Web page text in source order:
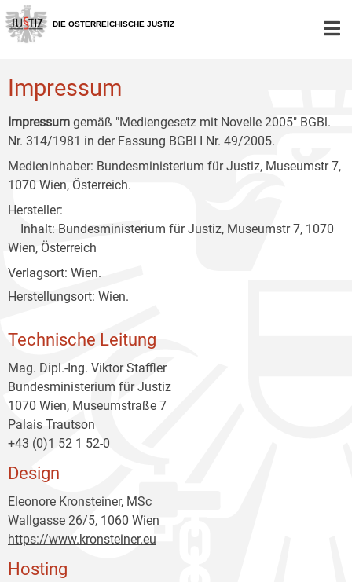
Zur
Hauptnavigation
[1]
Zum
Inhalt
[2]
Zum
Untermenü
[3]
DIE ÖSTERREICHISCHE JUSTIZ
Impressum
Impressum gemäß "Mediengesetz mit Novelle 2005" BGBl.
Nr. 314/1981 in der Fassung BGBl I Nr. 49/2005.
Medieninhaber: Bundesministerium für Justiz, Museumstr 7,
1070 Wien, Österreich.
Hersteller:
Inhalt: Bundesministerium für Justiz, Museumstr 7, 1070
Wien, Österreich
Verlagsort: Wien.
Herstellungsort: Wien.
Technische Leitung
Mag. Dipl.-Ing. Viktor Staffler
Bundesministerium für Justiz
1070 Wien, Museumstraße 7
Palais Trautson
+43 (0)1 52 1 52-0
Design
Eleonore Kronsteiner, MSc
Wallgasse 26/5, 1060 Wien
https://www.kronsteiner.eu
Hosting